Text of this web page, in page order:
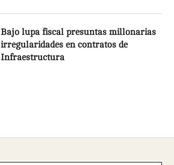
Bajo lupa fiscal presuntas millonarias
irregularidades en contratos de
Infraestructura